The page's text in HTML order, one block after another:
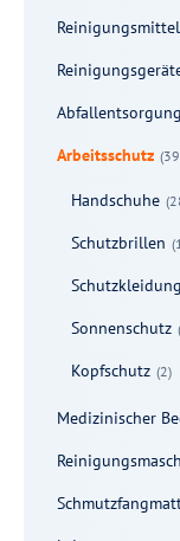
Reinigungsmittel
Abfallentsorgung
Arbeitsschutz
Handschuhe
Schutzbrillen
Schutzkleidung
Sonnenschutz
Kopfschutz (2)
Medizinischer